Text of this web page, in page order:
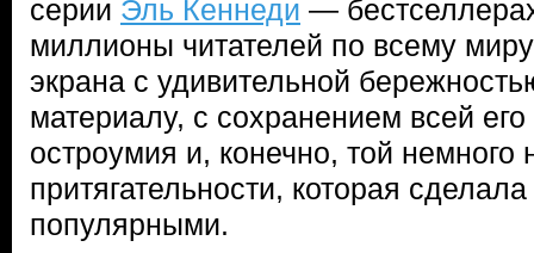
серии Эль Кеннеди —
миллионы читателей по всему
экрана с удивительной
материалу, с сохранением всей его
остроумия и, конечно, той немного
притягательности, которая
популярными.